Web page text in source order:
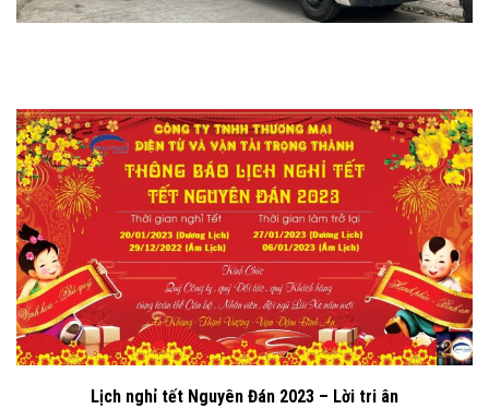
Lịch nghỉ tết Nguyên Đán 2023 – Lời tri ân